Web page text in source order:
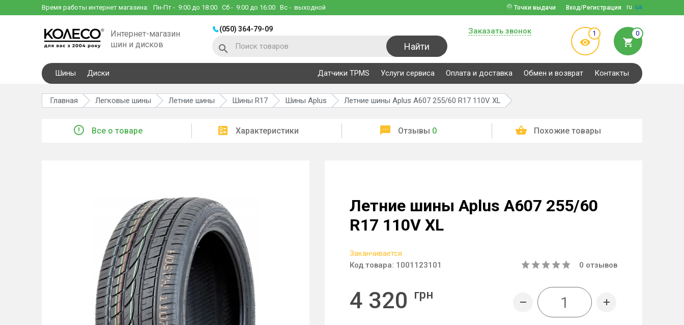
Время работы интернет магазина: Пн-Пт - 9:00 до 18:00 Сб - 9:00 до 16:00 Вс - выходной ru ua
Вход/Регистрация
Точки выдачи
Интернет-магазин
шин и дисков
(050) 364-79-09
Найти
Заказать звонок 1 0
Шины Диски Датчики TPMS Услуги сервиса Оплата и доставка Обмен и возврат Контакты
Главная Легковые шины Летние шины Шины R17 Шины Aplus Летние шины Aplus A607 255/60 R17 110V XL
Все о товаре Характеристики Отзывы 0 Похожие товары
Летние шины Aplus A607 255/60
R17 110V XL
Заканчивается
Код товара: 1001123101 0 отзывов
4 320 грн